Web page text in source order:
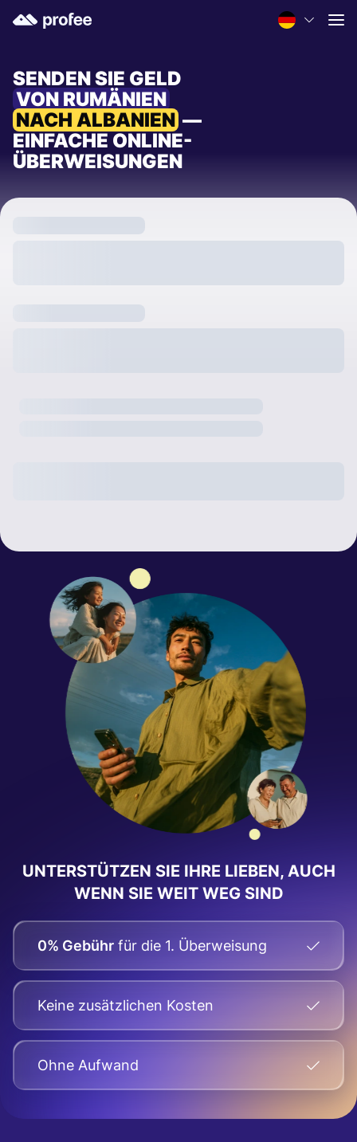
SENDEN SIE GELD
VON RUMÄNIEN
NACH ALBANIEN —
EINFACHE ONLINE-
ÜBERWEISUNGEN
UNTERSTÜTZEN SIE IHRE LIEBEN, AUCH
WENN SIE WEIT WEG SIND
0% Gebühr für die 1. Überweisung
Keine zusätzlichen Kosten
Оhne Aufwand